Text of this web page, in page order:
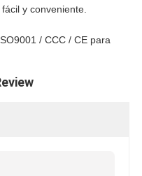
y conveniente.
/ CCC / CE para